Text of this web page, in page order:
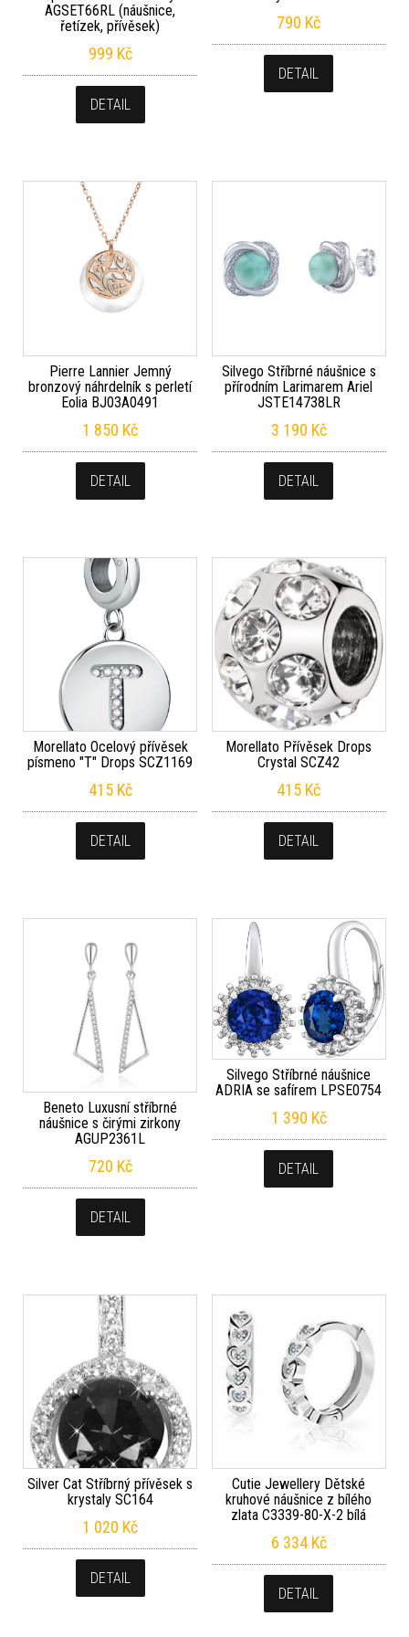
AGSET66RL (náušnice,
řetízek, přívěsek)
999 Kč
DETAIL
790 Kč
DETAIL
Pierre Lannier Jemný
bronzový náhrdelník s perletí
Eolia BJ03A0491
1 850 Kč
DETAIL
Silvego Stříbrné náušnice s
přírodním Larimarem Ariel
JSTE14738LR
3 190 Kč
DETAIL
Morellato Ocelový přívěsek
písmeno "T" Drops SCZ1169
415 Kč
DETAIL
Morellato Přívěsek Drops
Crystal SCZ42
415 Kč
DETAIL
Beneto Luxusní stříbrné
náušnice s čirými zirkony
AGUP2361L
720 Kč
DETAIL
Silvego Stříbrné náušnice
ADRIA se safírem LPSE0754
1 390 Kč
DETAIL
Silver Cat Stříbrný přívěsek s
krystaly SC164
1 020 Kč
DETAIL
Cutie Jewellery Dětské
kruhové náušnice z bílého
zlata C3339-80-X-2 bílá
6 334 Kč
DETAIL